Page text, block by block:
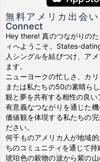
無料アメリカ出会
Connect
Hey there! 真のつながりの
ィへようこそ。States-
人シングルを結びつけ、ア
ます。
ニューヨークの忙しさ、カ
または私たちの50の素晴ら
観と夢を共有する相性の良い
有意義なつながりを通じた
価値観を体現する私たちの
ださい。
何千ものアメリカ人が地域
ちのコミュニティを通じて持
琥珀色の穀物の波から紫の